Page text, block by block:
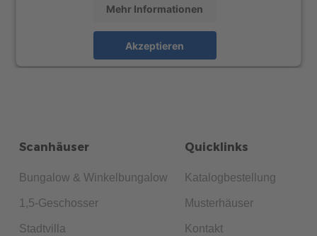
Mehr Informationen
Akzeptieren
powered byUsercentrics Consent Management
Scanhäuser
Bungalow & Winkelbungalow
1,5-Geschosser
Stadtvilla
Quicklinks
Katalogbestellung
Musterhäuser
Kontakt